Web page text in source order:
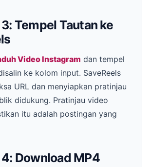
Tempel Tautan ke
Video Instagram dan tempel
ke kolom input. SaveReels
URL dan menyiapkan pratinjau
didukung. Pratinjau video
itu adalah postingan yang
Download MP4